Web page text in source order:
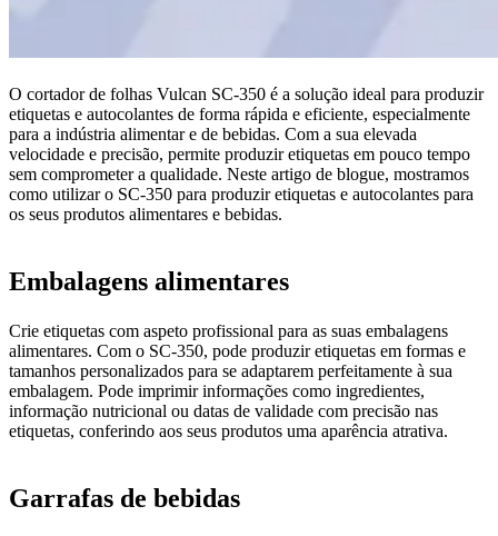
O cortador de folhas Vulcan SC-350 é a solução ideal para produzir
etiquetas e autocolantes de forma rápida e eficiente, especialmente
para a indústria alimentar e de bebidas. Com a sua elevada
velocidade e precisão, permite produzir etiquetas em pouco tempo
sem comprometer a qualidade. Neste artigo de blogue, mostramos
como utilizar o SC-350 para produzir etiquetas e autocolantes para
os seus produtos alimentares e bebidas.
Embalagens alimentares
Crie etiquetas com aspeto profissional para as suas embalagens
alimentares. Com o SC-350, pode produzir etiquetas em formas e
tamanhos personalizados para se adaptarem perfeitamente à sua
embalagem. Pode imprimir informações como ingredientes,
informação nutricional ou datas de validade com precisão nas
etiquetas, conferindo aos seus produtos uma aparência atrativa.
Garrafas de bebidas